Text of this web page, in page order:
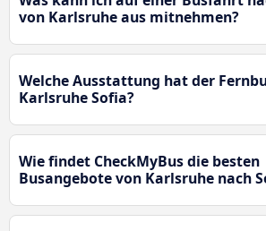
von Karlsruhe aus mitnehmen?
Welche Ausstattung hat der
Karlsruhe Sofia?
Wie findet CheckMyBus die besten
Busangebote von Karlsruhe nach